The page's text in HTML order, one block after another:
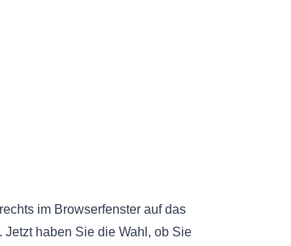
im Browserfenster auf das
haben Sie die Wahl, ob Sie